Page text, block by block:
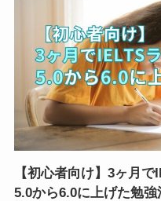
【初心者向け】3ヶ月
5.0から6.0に上げた勉強